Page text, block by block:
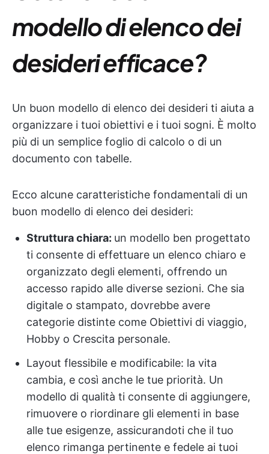
modello di elenco dei
desideri efficace?
Un buon modello di elenco dei desideri ti aiuta a
organizzare i tuoi obiettivi e i tuoi sogni. È molto
più di un semplice foglio di calcolo o di un
documento con tabelle.
Ecco alcune caratteristiche fondamentali di un
buon modello di elenco dei desideri:
Struttura chiara: un modello ben progettato
ti consente di effettuare un elenco chiaro e
organizzato degli elementi, offrendo un
accesso rapido alle diverse sezioni. Che sia
digitale o stampato, dovrebbe avere
categorie distinte come Obiettivi di viaggio,
Hobby o Crescita personale.
Layout flessibile e modificabile: la vita
cambia, e così anche le tue priorità. Un
modello di qualità ti consente di aggiungere,
rimuovere o riordinare gli elementi in base
alle tue esigenze, assicurandoti che il tuo
elenco rimanga pertinente e fedele ai tuoi